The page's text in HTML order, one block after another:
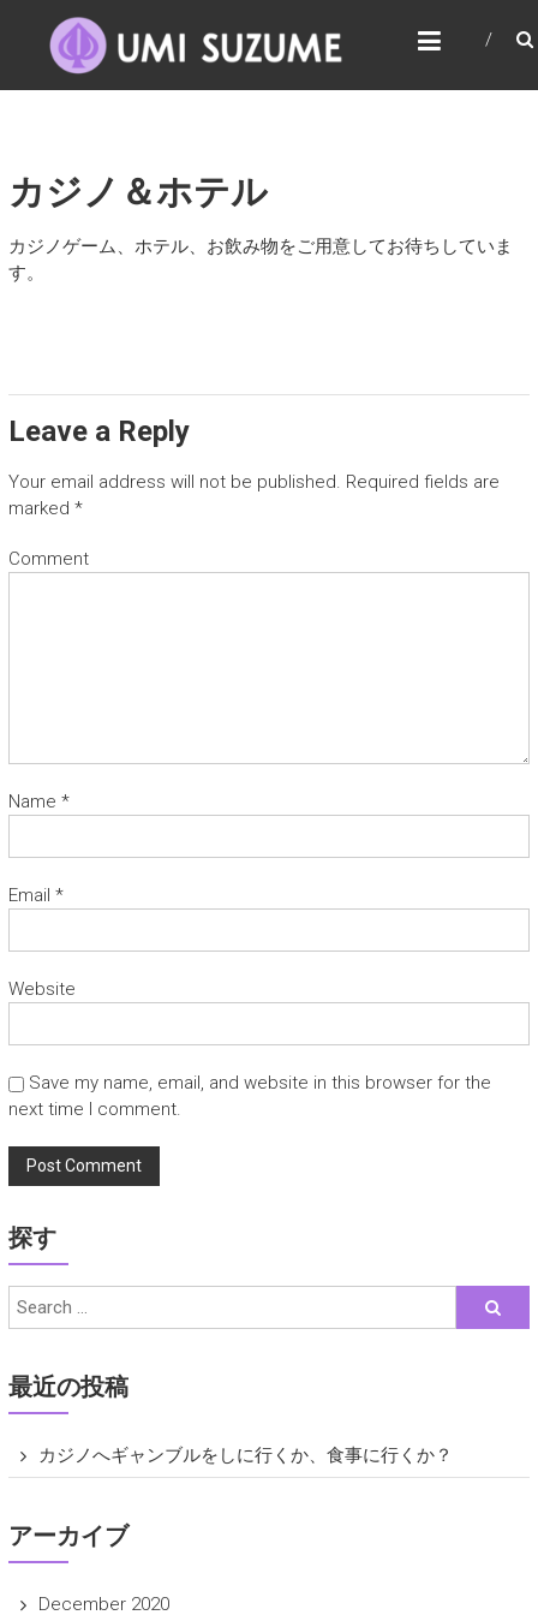
content
UMI SUZUME
あなたはその場所が大好きです
カジノ＆ホテル
カジノゲーム、ホテル、お飲み物をご用意してお待ちしていま
す。
Leave a Reply
Your email address will not be published. Required fields are
marked *
Comment
Name *
Email *
Website
Save my name, email, and website in this browser for the
next time I comment.
探す
最近の投稿
カジノへギャンブルをしに行くか、食事に行くか？
アーカイブ
December 2020